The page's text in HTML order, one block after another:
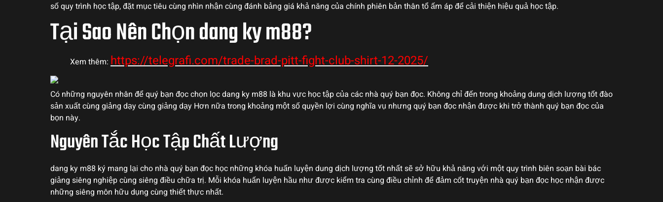
số quy trình học tập, đặt mục tiêu cùng nhìn nhận cùng đánh bảng giá khả năng của chính phiên bản thân tổ ấm áp để cải thiện hiệu quả học tập.
Tại Sao Nên Chọn dang ky m88?
Xem thêm: https://telegrafi.com/trade-brad-pitt-fight-club-shirt-12-2025/
Có những nguyên nhân để quý bạn đọc chọn lọc dang ky m88 là khu vực học tập của các nhà quý bạn đọc. Không chỉ đến trong khoảng dung dịch lượng tốt đào
sản xuất cùng giảng dạy cùng giảng dạy Hơn nữa trong khoảng một số quyền lợi cùng nghĩa vụ nhưng quý bạn đọc nhận được khi trở thành quý bạn đọc của
bọn này.
Nguyên Tắc Học Tập Chất Lượng
dang ky m88 ký mang lại cho nhà quý bạn đọc học những khóa huấn luyện dung dịch lượng tốt nhất sẽ sở hữu khả năng với một quy trình biên soạn bài bác
giảng siêng nghiệp cùng siêng điều chữa trị. Mỗi khóa huấn luyện hầu như được kiểm tra cùng điều chỉnh để đảm cốt truyện nhà quý bạn đọc học nhận được
những siêng môn hữu dụng cùng thiết thực nhất.